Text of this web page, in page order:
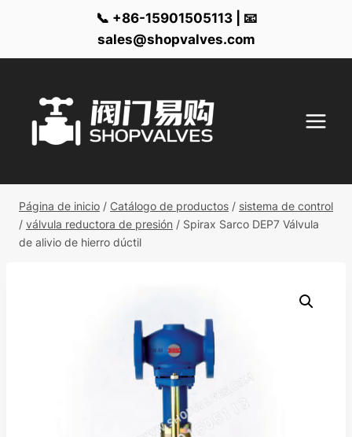
📞 +86-15901505113 | 📧
sales@shopvalves.com
contenido
Página de inicio / Catálogo de productos / sistema de control
/ válvula reductora de presión / Spirax Sarco DEP7 Válvula
de alivio de hierro dúctil